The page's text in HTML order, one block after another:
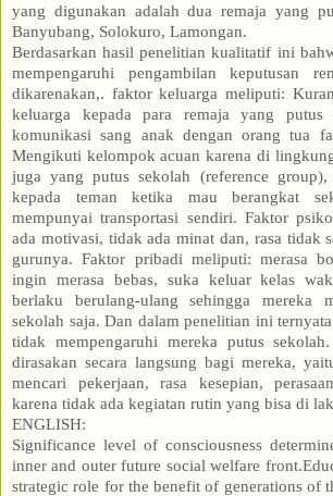
yang digunakan adalah dua remaja yang
Banyubang, Solokuro, Lamongan.
Berdasarkan hasil penelitian kualitatif ini
mempengaruhi pengambilan keputusan
dikarenakan,. faktor keluarga meliputi:
keluarga kepada para remaja yang putus
komunikasi sang anak dengan orang tua
Mengikuti kelompok acuan karena di
juga yang putus sekolah (reference group),
kepada teman ketika mau berangkat
mempunyai transportasi sendiri. Faktor
ada motivasi, tidak ada minat dan, rasa tidak
gurunya. Faktor pribadi meliputi: merasa
ingin merasa bebas, suka keluar kelas
berlaku berulang-ulang sehingga mereka
sekolah saja. Dan dalam penelitian ini
tidak mempengaruhi mereka putus
dirasakan secara langsung bagi mereka,
mencari pekerjaan, rasa kesepian,
karena tidak ada kegiatan rutin yang bisa di
ENGLISH:
Significance level of consciousness
inner and outer future social welfare
strategic role for the benefit of generations of